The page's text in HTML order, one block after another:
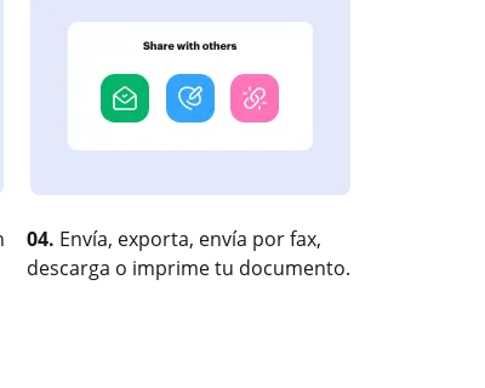
04. Envía, exporta, envía por fax,
descarga o imprime tu documento.